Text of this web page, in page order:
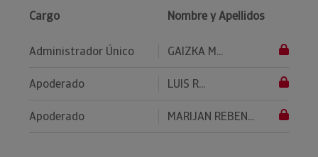
Cargo Nombre y Apellidos
Administrador Único GAIZKA M...
Apoderado LUIS R...
Apoderado MARIJAN REBEN...